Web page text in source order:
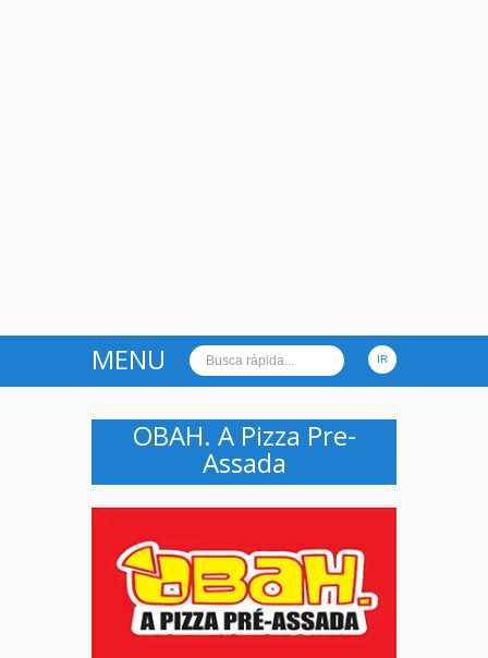
MENU
OBAH. A Pizza Pre-
Assada